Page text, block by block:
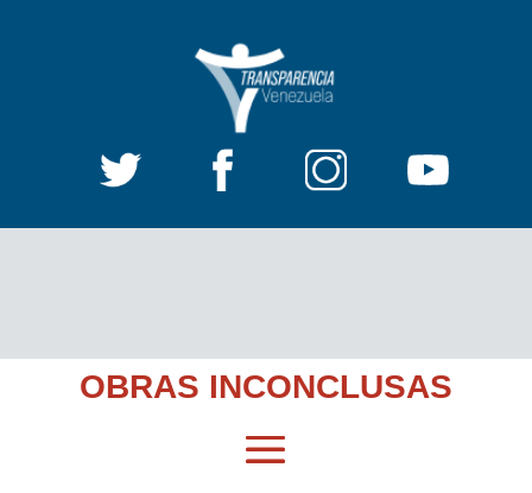
OBRAS INCONCLUSAS